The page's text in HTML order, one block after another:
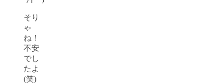
そり
ゃ
ね！
不安
でし
たよ
(笑)